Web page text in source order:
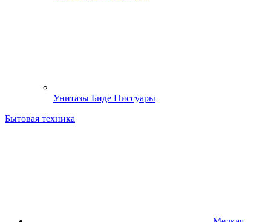
Унитазы Биде Писсуары
Бытовая техника